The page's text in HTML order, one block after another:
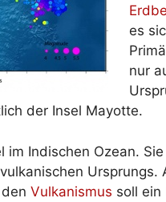
es
nur
der Insel Mayotte.
im Indischen Ozean.
Ursprungs.
Vulkanismus soll ein